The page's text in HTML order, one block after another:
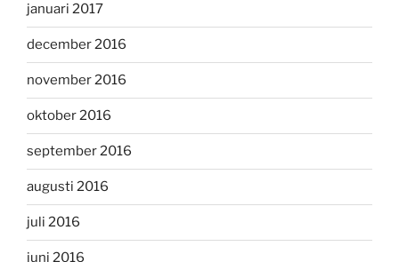
januari 2017
december 2016
november 2016
oktober 2016
september 2016
augusti 2016
juli 2016
juni 2016